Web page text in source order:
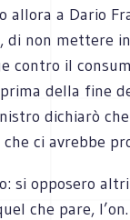
allora a Dario
di non mettere
contro il
della fine
dichiarò
ci avrebbe
si opposero
che pare,